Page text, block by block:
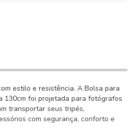
estilo e resistência. A Bolsa para
130cm foi projetada para fotógrafos
transportar seus tripés,
com segurança, conforto e